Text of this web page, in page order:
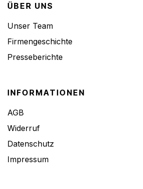
ÜBER UNS
Unser Team
Firmengeschichte
Presseberichte
INFORMATIONEN
AGB
Widerruf
Datenschutz
Impressum